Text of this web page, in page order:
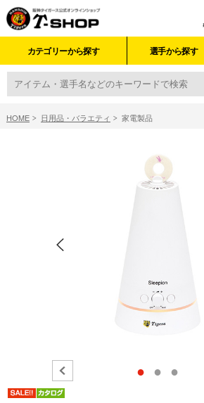
カテゴリーから探す 選手から探す
HOME 日用品・バラエティ 家電製品
● ● ●